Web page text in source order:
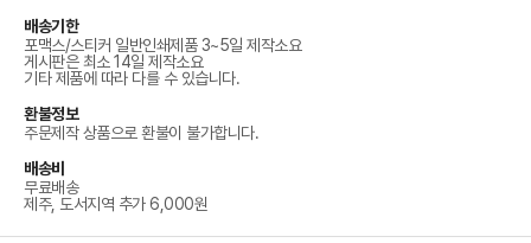
배송기한
포맥스/스티커 일반인쇄제품 3~5일 제작소요
게시판은 최소 14일 제작소요
기타 제품에 따라 다를 수 있습니다.
환불정보
주문제작 상품으로 환불이 불가합니다.
배송비
무료배송
제주, 도서지역 추가 6,000원